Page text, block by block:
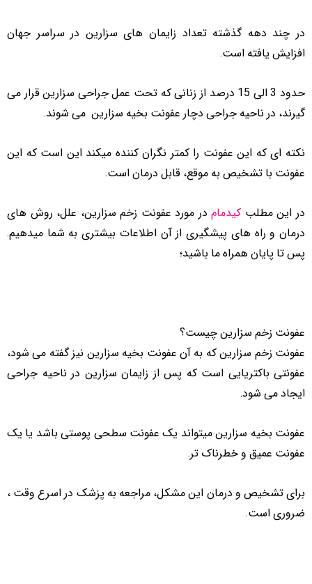
در چند دهه گذشته تعداد زایمان های سزارین در سراسر جهان
افزایش یافته است.
حدود 3 الی 15 درصد از زنانی که تحت عمل جراحی سزارین قرار می
گیرند، در ناحیه جراحی دچار عفونت بخیه سزارین می شوند.
نکته ای که این عفونت را کمتر نگران کننده میکند این است که این
عفونت با تشخیص به موقع، قابل درمان است.
در این مطلب کیدمامدر مورد عفونت زخم سزارین، علل، روش های
درمان و راه های پیشگیری از آن اطلاعات بیشتری به شما میدهیم.
پس تا پایان همراه ما باشید؛
عفونت زخم سزارین چیست؟
عفونت زخم سزارین که به آن عفونت بخیه سزارین نیز گفته می شود،
عفونتی باکتریایی است که پس از زایمان سزارین در ناحیه جراحی
ایجاد می شود.
عفونت بخیه سزارین میتواند یک عفونت سطحی پوستی باشد یا یک
عفونت عمیق و خطرناک تر.
برای تشخیص و درمان این مشکل، مراجعه به پزشک در اسرع وقت ،
ضروری است.